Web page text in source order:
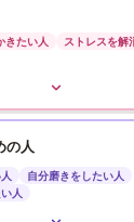
きたい人 ストレスを解
の人
自分磨きをしたい人
人